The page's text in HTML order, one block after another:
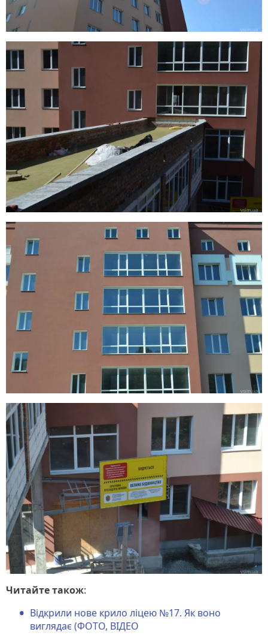
Читайте також:
Відкрили нове крило ліцею №17. Як воно
виглядає (ФОТО, ВІДЕО